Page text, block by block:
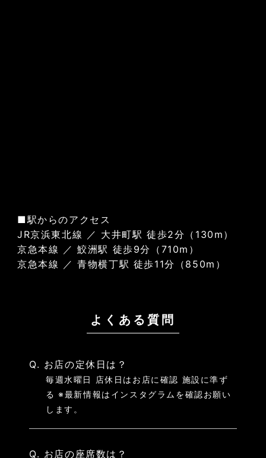
■駅からのアクセス
JR京浜東北線 ／ 大井町駅 徒歩2分（130m）
京急本線 ／ 鮫洲駅 徒歩9分（710m）
京急本線 ／ 青物横丁駅 徒歩11分（850m）
よくある質問
Q. お店の定休日は？
毎週水曜日 店休日はお店に確認 施設に準ず
る ※最新情報はインスタグラムを確認お願い
します。
Q. お店の座席数は？